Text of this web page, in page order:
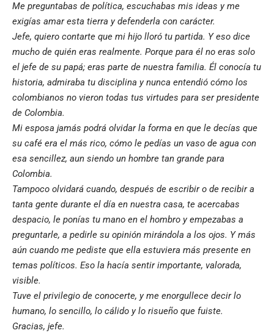
Me preguntabas de política, escuchabas mis ideas y me
exigías amar esta tierra y defenderla con carácter.
Jefe, quiero contarte que mi hijo lloró tu partida. Y eso dice
mucho de quién eras realmente. Porque para él no eras solo
el jefe de su papá; eras parte de nuestra familia. Él conocía tu
historia, admiraba tu disciplina y nunca entendió cómo los
colombianos no vieron todas tus virtudes para ser presidente
de Colombia.
Mi esposa jamás podrá olvidar la forma en que le decías que
su café era el más rico, cómo le pedías un vaso de agua con
esa sencillez, aun siendo un hombre tan grande para
Colombia.
Tampoco olvidará cuando, después de escribir o de recibir a
tanta gente durante el día en nuestra casa, te acercabas
despacio, le ponías tu mano en el hombro y empezabas a
preguntarle, a pedirle su opinión mirándola a los ojos. Y más
aún cuando me pediste que ella estuviera más presente en
temas políticos. Eso la hacía sentir importante, valorada,
visible.
Tuve el privilegio de conocerte, y me enorgullece decir lo
humano, lo sencillo, lo cálido y lo risueño que fuiste.
Gracias, jefe.